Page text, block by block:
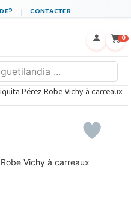
CONTACTER
0
Pérez Robe Vichy à carreaux